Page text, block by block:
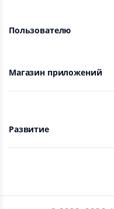
Пользователю
Магазин приложений
Развитие